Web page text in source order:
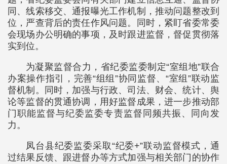
同、线索移交、通报曝光工作机制，推动问题整改到
位，严查背后的责任作风问题。同时，紧盯省委常委
会现场办公明确的事项，及时跟进监督，督促贯彻落
实到位。
为凝聚监督合力，省纪委监委制定“室组地”联合
办案操作指引，完善“组组”协同监督、“室组”联动监
督机制。同时，加强与行政、司法、财会、统计、舆
论等监督的贯通协调，用好监督成果，进一步推动部
门职能监督与纪委监委专责监督同频共振、同向发
力。
凤台县纪委监委采取“纪委+”联动监督模式，通
过结果反馈、跟进督办等方式加强与相关部门的协作